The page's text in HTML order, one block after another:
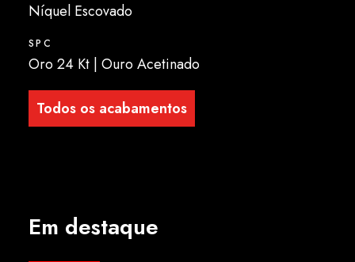
Níquel Escovado
SPC
Oro 24 Kt | Ouro Acetinado
Todos os acabamentos
Em destaque